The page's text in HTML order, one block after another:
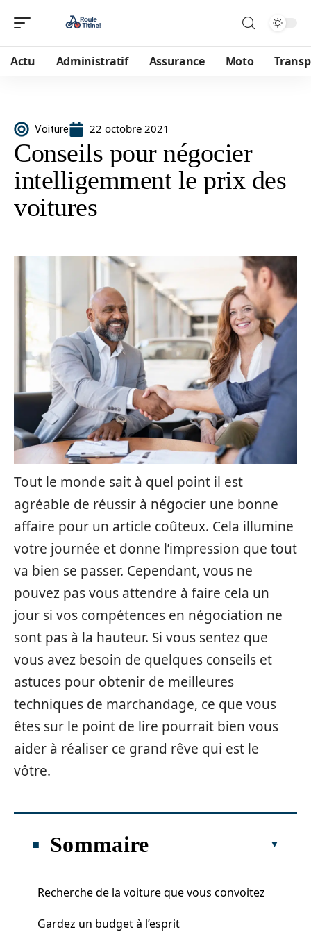
Actu Administratif Assurance Moto
Voiture 22 octobre 2021
Conseils pour négocier
intelligemment le prix des
voitures
Tout le monde sait à quel point il est
agréable de réussir à négocier une bonne
affaire pour un article coûteux. Cela illumine
votre journée et donne l’impression que tout
va bien se passer. Cependant, vous ne
pouvez pas vous attendre à faire cela un
jour si vos compétences en négociation ne
sont pas à la hauteur. Si vous sentez que
vous avez besoin de quelques conseils et
astuces pour obtenir de meilleures
techniques de marchandage, ce que vous
êtes sur le point de lire pourrait bien vous
aider à réaliser ce grand rêve qui est le
vôtre.
Sommaire
Recherche de la voiture que vous convoitez
Gardez un budget à l’esprit